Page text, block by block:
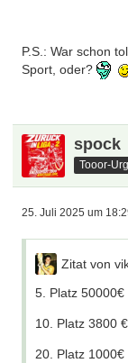
P.S.: War schon
Sport, oder?
spock
Tooor-
25. Juli 2025 um
Zitat von
5. Platz 50000€
10. Platz 3800 €
20. Platz 1000€